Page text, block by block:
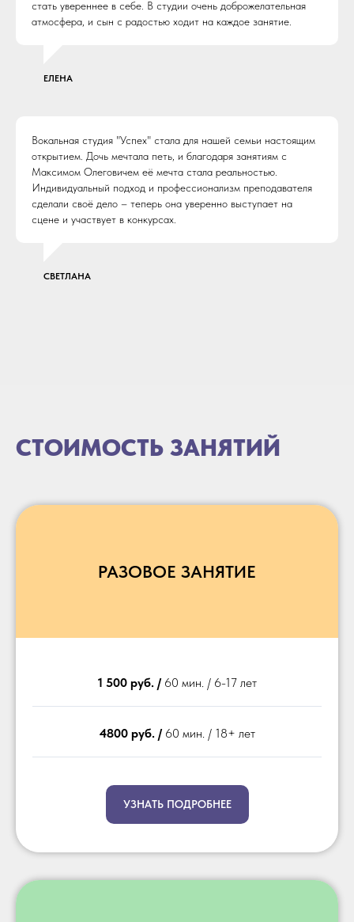
стать увереннее в себе. В студии очень доброжелательная
атмосфера, и сын с радостью ходит на каждое занятие.
ЕЛЕНА
Вокальная студия "Успех" стала для нашей семьи настоящим
открытием. Дочь мечтала петь, и благодаря занятиям с
Максимом Олеговичем её мечта стала реальностью.
Индивидуальный подход и профессионализм преподавателя
сделали своё дело – теперь она уверенно выступает на
сцене и участвует в конкурсах.
СВЕТЛАНА
СТОИМОСТЬ ЗАНЯТИЙ
РАЗОВОЕ ЗАНЯТИЕ
1 500 руб. / 60 мин. / 6-17 лет
4800 руб. / 60 мин. / 18+ лет
УЗНАТЬ ПОДРОБНЕЕ